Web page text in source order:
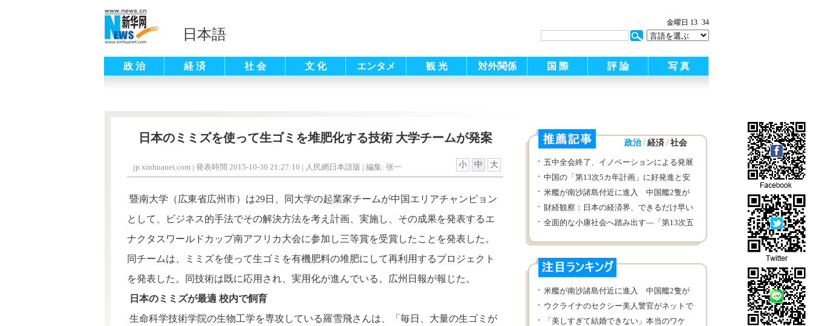
日本語
金曜日 13 34
政 治 経 済 社 会 文 化 エンタメ 観 光 対外関係 国 際 評 論 写 真
日本のミミズを使って生ゴミを堆肥化する技術 大学チームが発案
jp.xinhuanet.com | 発表時間 2015-10-30 21:27:10 | 人民網日本語版 | 編集: 张一 小 中 大
暨南大学（広東省広州市）は29日、同大学の起業家チームが中国エリアチャンピョン
として、ビジネス的手法でその解決方法を考え計画、実施し、その成果を発表するエ
ナクタスワールドカップ南アフリカ大会に参加し三等賞を受賞したことを発表した。
同チームは、ミミズを使って生ゴミを有機肥料の堆肥にして再利用するプロジェクト
を発表した。同技術は既に応用され、実用化が進んでいる。広州日報が報じた。
日本のミミズが最適 校内で飼育
生命科学技術学院の生物工学を専攻している羅雪飛さんは、「毎日、大量の生ゴミが
政治 / 経済 / 社会
五中全会終了、イノベーションによる発展
が注目される
中国の「第13次5カ年計画」に好発進と安
定した前進を期待—海外学識者が「第13次
5カ年計画」を語る
米艦が南沙諸島付近に進入 中国艦2隻が
警告
財経観察：日本の経済界、できるだけ早い
中日韓貿易協定の締結の促進を政府に呼び
全面的な小康社会へ踏み出す―「第13次五
米艦が南沙諸島付近に進入 中国艦2隻が
警告
ウクライナのセクシー美人警官がネットで
人気
「美しすぎて結婚できない」本当のワケ